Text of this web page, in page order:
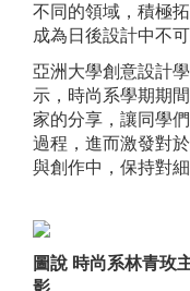
不同的領域，積極
成為日後設計中不
亞洲大學創意設計
示，時尚系學期期
家的分享，讓同學
過程，進而激發對
與創作中，保持對
圖說 時尚系林青玫